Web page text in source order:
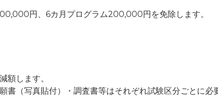
円、6カ月プログラム200,000円を免除します。
額します。
（写真貼付）・調査書等はそれぞれ試験区分ごとに必